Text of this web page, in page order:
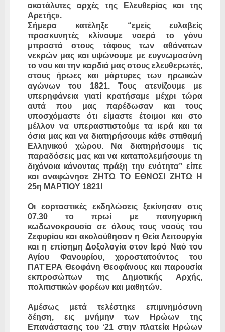
ακατάλυτες αρχές της Ελευθερίας και της
Αρετής».
​Σήμερα κατέληξε “εμείς ευλαβείς
προσκυνητές κλίνουμε νοερά το γόνυ
μπροστά στους τάφους των αθάνατων
νεκρών μας και υψώνουμε με ευγνωμοσύνη
το νου και την καρδιά μας στους ελευθερωτές,
στους ήρωες και μάρτυρες των ηρωικών
αγώνων του 1821. Τους ατενίζουμε με
υπερηφάνεια γιατί κρατήσαμε μέχρι τώρα
αυτά που μας παρέδωσαν και τους
υποσχόμαστε ότι είμαστε έτοιμοι και στο
μέλλον να υπερασπιστούμε τα ιερά και τα
όσια μας και να διατηρήσουμε κάθε σπιθαμή
Ελληνικού χώρου. Να διατηρήσουμε τις
παραδόσεις μας και να καταπολεμήσουμε τη
διχόνοια κάνοντας πράξη την ενότητα” είπε
και αναφώνησε ΖΗΤΩ ΤΟ ΕΘΝΟΣ! ΖΗΤΩ Η
25η ΜΑΡΤΙΟΥ 1821!
Οι εορταστικές εκδηλώσεις ξεκίνησαν στις
07.30 το πρωί με πανηγυρική
κωδωνοκρουσία σε όλους τους ναούς του
Ζεφυρίου και ακολούθησαν η Θεία Λειτουργία
και η επίσημη Δοξολογία στον Ιερό Ναό του
Αγίου Φανουρίου, χοροστατούντος του
ΠΑΤΈΡΑ Θεοφάνη Θεοφάνους και παρουσία
εκπροσώπων της Δημοτικής Αρχής,
πολιτιστικών φορέων και μαθητών.
Αμέσως μετά τελέστηκε επιμνημόσυνη
δέηση, εις μνήμην των Ηρώων της
Επανάστασης του ‘21 στην πλατεία Ηρώων